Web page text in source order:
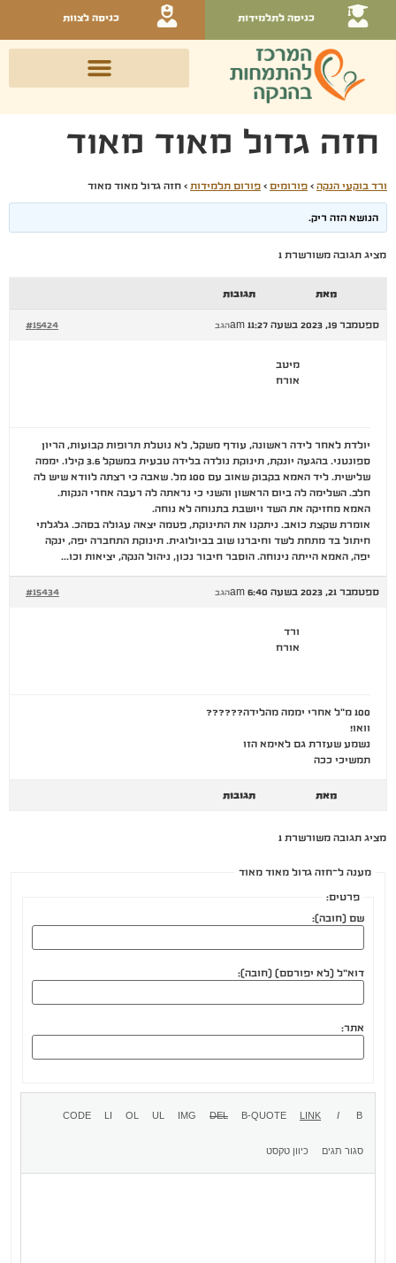
כניסה לתלמידות כניסה לצוות
חזה גדול מאוד מאוד
ורד בוקעי הנקה › פורומים › פורום תלמידות › חזה גדול מאוד מאוד
הנושא הזה ריק.
מציג תגובה משורשרת 1
מאת תגובות
ספטמבר 19, 2023 בשעה 11:27 am #15424 הגב
מיטב
אורח
יולדת לאחר לידה ראשונה, עודף משקל, לא נוטלת תרופות קבועות, הריון
ספונטני. בהגעה יונקת, תינוקת נולדה בלידה טבעית במשקל 3.6 קילו. יממה
שלישית. ליד האמא בקבוק שאוב עם 100 מל. שאבה כי רצתה לוודא שיש לה
חלב. השלימה לה ביום הראשון והשני כי נראתה לה רעבה אחרי הנקות.
האמא מחזיקה את השד ויושבת בתנוחה לא נוחה.
אומרת שקצת כואב. ניתקנו את התינוקת, פטמה יצאה עגולה בסהכ. גלגלתי
חיתול בד מתחת לשד וחיברנו שוב בביולוגית. תינוקת התחברה יפה, ינקה
יפה, האמא הייתה נינוחה. הוסבר חיבור נכון, ניהול הנקה, יציאות וכו…
ספטמבר 21, 2023 בשעה 6:40 am #15434 הגב
ורד
אורח
100 מ"ל אחרי יממה מהלידה??????
וואו!
נשמע שעזרת גם לאימא הזו
תמשיכי ככה
מאת תגובות
מציג תגובה משורשרת 1
מענה ל־חזה גדול מאוד מאוד
פרטים:
שם (חובה):
דוא"ל (לא יפורסם) (חובה):
אתר: